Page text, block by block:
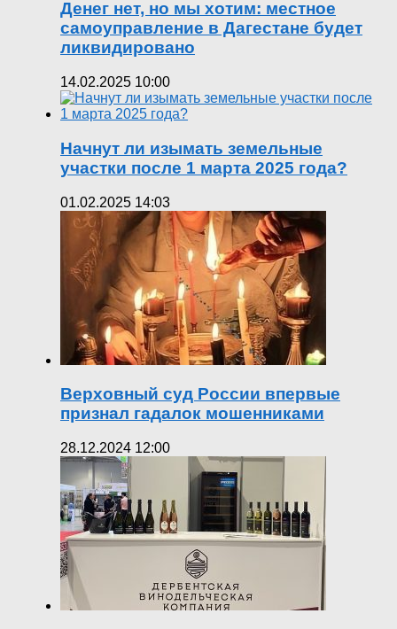
Денег нет, но мы хотим: местное
самоуправление в Дагестане будет
ликвидировано
14.02.2025 10:00
Начнут ли изымать земельные
участки после 1 марта 2025 года?
01.02.2025 14:03
Верховный суд России впервые
признал гадалок мошенниками
28.12.2024 12:00